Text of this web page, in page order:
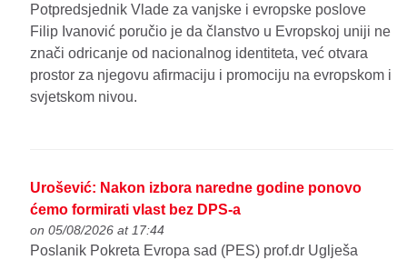
Potpredsjednik Vlade za vanjske i evropske poslove
Filip Ivanović poručio je da članstvo u Evropskoj uniji ne
znači odricanje od nacionalnog identiteta, već otvara
prostor za njegovu afirmaciju i promociju na evropskom i
svjetskom nivou.
Urošević: Nakon izbora naredne godine ponovo
ćemo formirati vlast bez DPS-a
on 05/08/2026 at 17:44
Poslanik Pokreta Evropa sad (PES) prof.dr Uglješa